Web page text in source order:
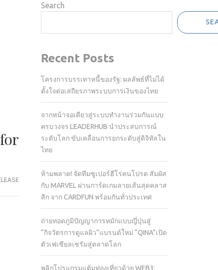
Search
Recent Posts
โครงการบรรเทาหนี้ของรัฐ: ผลลัพธ์ที่ไม่ได้
ตั้งใจต่อเสถียรภาพระบบการเงินของไทย
จากหน้าจอเดียวสู่ระบบทำงานร่วมกันแบบ
ครบวงจร LEADERHUB นำประสบการณ์
ระดับโลก ขับเคลื่อนการยกระดับสู่ดิจิทัลใน
ไทย
ห้ามพลาด! จัดทีมซูเปอร์ฮีโร่คนโปรด สัมผัส
กับ MARVEL ผ่านการ์ดเกมลายเส้นสุดคลาส
สิก จาก CARDFUN พร้อมกันทั่วประเทศ
ถ่ายทอดภูมิปัญญาการหมักแบบญี่ปุ่นสู่
“กิจวัตรการดูแลผิว”แบรนด์ใหม่ “QINA”เปิด
ตัวเฟเชียลเซรัมสู่ตลาดโลก
พลิกโปรแกรมแต้มท่องเที่ยวด้วย WEB3: